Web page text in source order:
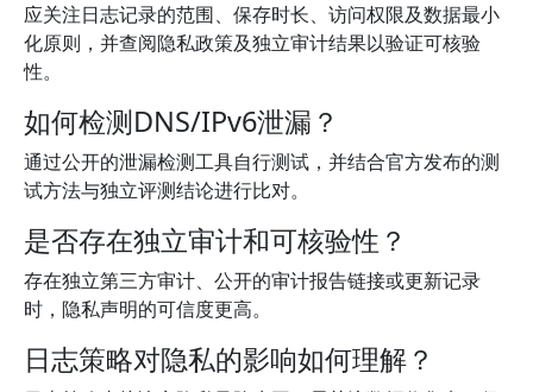
应关注日志记录的范围、保存时长、访问权限及数据最小
化原则，并查阅隐私政策及独立审计结果以验证可核验
性。
如何检测DNS/IPv6泄漏？
通过公开的泄漏检测工具自行测试，并结合官方发布的测
试方法与独立评测结论进行比对。
是否存在独立审计和可核验性？
存在独立第三方审计、公开的审计报告链接或更新记录
时，隐私声明的可信度更高。
日志策略对隐私的影响如何理解？